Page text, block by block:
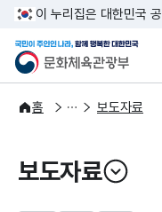
이 누리집은 대한민국
문화체육관광
국민이 주
홈
알림·소식
보도·뉴스 보도자료
보도자료
열기